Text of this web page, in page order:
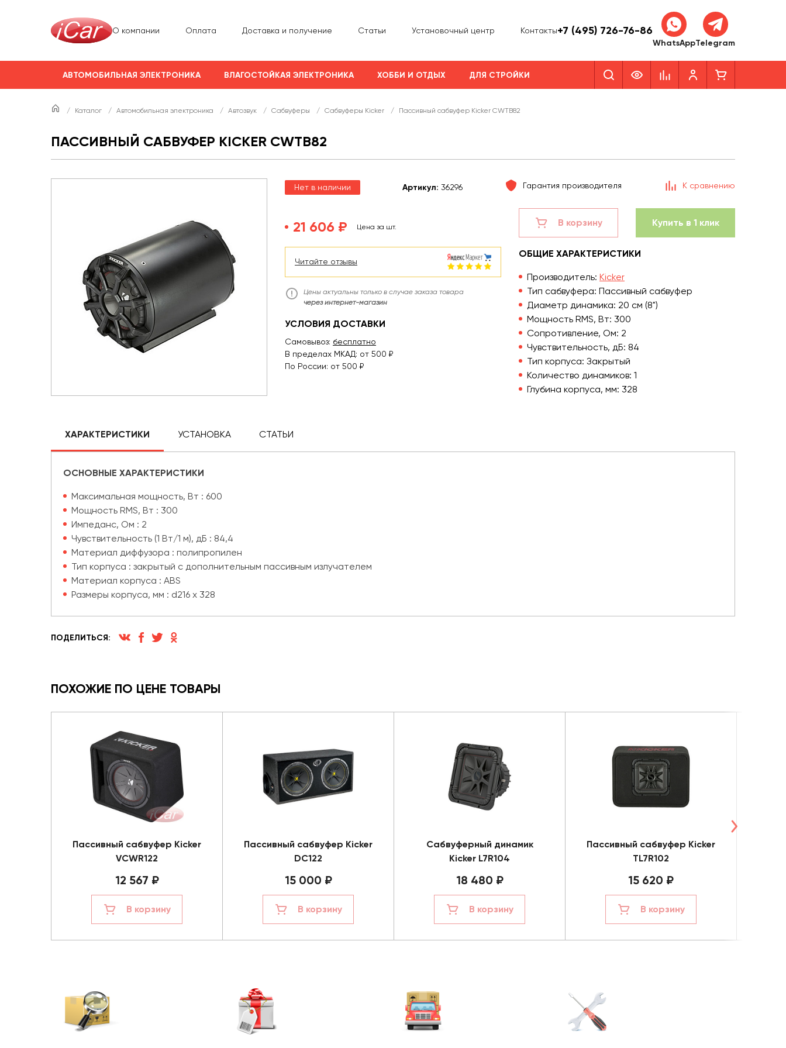
О компании Оплата Доставка и получение Статьи Установочный центр Контакты+7 (495) 726-76-86
WhatsAppTelegram
АВТОМОБИЛЬНАЯ ЭЛЕКТРОНИКА ВЛАГОСТОЙКАЯ ЭЛЕКТРОНИКА ХОББИ И ОТДЫХ ДЛЯ СТРОЙКИ
/ Каталог / Автомобильная электроника / Автозвук / Сабвуферы / Сабвуферы Kicker / Пассивный сабвуфер Kicker CWTB82
ПАССИВНЫЙ САБВУФЕР KICKER CWTB82
Нет в наличии Артикул: 36296 Гарантия производителя К сравнению
21 606 ₽ Цена за шт.
Читайте отзывы
Цены актуальны только в случае заказа товара
через интернет-магазин
УСЛОВИЯ ДОСТАВКИ
Самовывоз: бесплатно
В пределах МКАД: от 500 ₽
По России: от 500 ₽
В корзину Купить в 1 клик
ОБЩИЕ ХАРАКТЕРИСТИКИ
Производитель: Kicker
Тип сабвуфера: Пассивный сабвуфер
Диаметр динамика: 20 см (8")
Мощность RMS, Вт: 300
Сопротивление, Ом: 2
Чувствительность, дБ: 84
Тип корпуса: Закрытый
Количество динамиков: 1
Глубина корпуса, мм: 328
ХАРАКТЕРИСТИКИ УСТАНОВКА СТАТЬИ
ОСНОВНЫЕ ХАРАКТЕРИСТИКИ
Максимальная мощность, Вт : 600
Мощность RMS, Вт : 300
Импеданс, Ом : 2
Чувствительность (1 Вт/1 м), дБ : 84,4
Материал диффузора : полипропилен
Тип корпуса : закрытый с дополнительным пассивным излучателем
Материал корпуса : ABS
Размеры корпуса, мм : d216 x 328
ПОДЕЛИТЬСЯ:
ПОХОЖИЕ ПО ЦЕНЕ ТОВАРЫ
Пассивный сабвуфер Kicker
VCWR122
12 567 ₽
В корзину
Пассивный сабвуфер Kicker
DC122
15 000 ₽
В корзину
Сабвуферный динамик
Kicker L7R104
18 480 ₽
В корзину
Пассивный сабвуфер Kicker
TL7R102
15 620 ₽
В корзину